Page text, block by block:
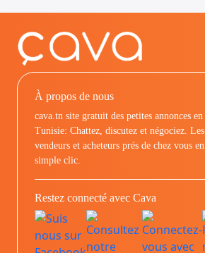
À propos de nous
cava.tn site gratuit des petites annonces en
Tunisie: Chattez, discutez et négociez. Les
vendeurs et acheteurs prés de chez vous en
simple clic.
Restez connecté avec Cava